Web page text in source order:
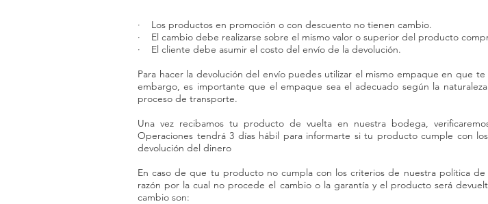
· Los productos en promoción o con descuento no tienen cambio.
· El cambio debe realizarse sobre el mismo valor o superior del producto
· El cliente debe asumir el costo del envío de la devolución.​​
Para hacer la devolución del envío puedes utilizar el mismo empaque en que
embargo, es importante que el empaque sea el adecuado según la
proceso de transporte.
Una vez recibamos tu producto de vuelta en nuestra bodega,
Operaciones tendrá 3 días hábil para informarte si tu producto cumple con
devolución del dinero
En caso de que tu producto no cumpla con los criterios de nuestra política
razón por la cual no procede el cambio o la garantía y el producto será
cambio son: